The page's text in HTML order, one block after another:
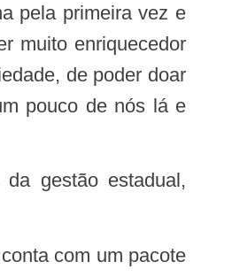
muito enriquecedor
de poder doar
pouco de nós lá e
com um pacote